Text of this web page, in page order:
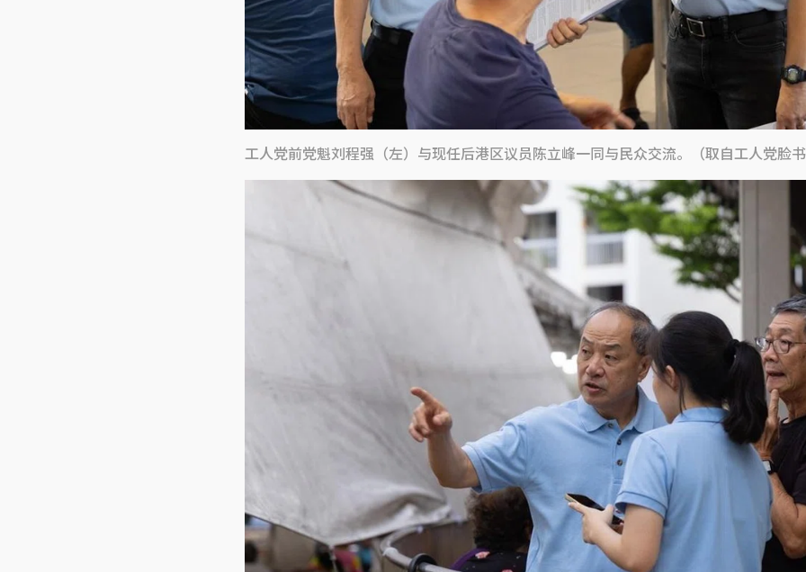
工人党前党魁刘程强（左）与现任后港区议员陈立峰一同与民众交流。（取自工人党脸